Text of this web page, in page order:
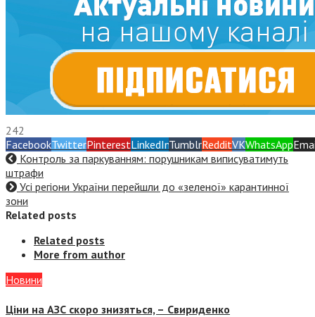
242
FacebookTwitterPinterestLinkedInTumblrRedditVKWhatsApp
Контроль за паркуванням: порушникам виписуватимуть
штрафи
Усі регіони України перейшли до «зеленої» карантинної
зони
Related posts
Related posts
More from author
Новини
Ціни на АЗС скоро знизяться, – Свириденко